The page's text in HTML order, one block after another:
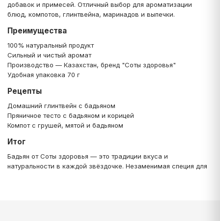
добавок и примесей. Отличный выбор для ароматизации
блюд, компотов, глинтвейна, маринадов и выпечки.
Преимущества
100% натуральный продукт
Сильный и чистый аромат
Производство — Казахстан, бренд "Соты здоровья"
Удобная упаковка 70 г
Рецепты
Домашний глинтвейн с бадьяном
Пряничное тесто с бадьяном и корицей
Компот с грушей, мятой и бадьяном
Итог
Бадьян от Соты здоровья — это традиции вкуса и
натуральности в каждой звёздочке. Незаменимая специя для